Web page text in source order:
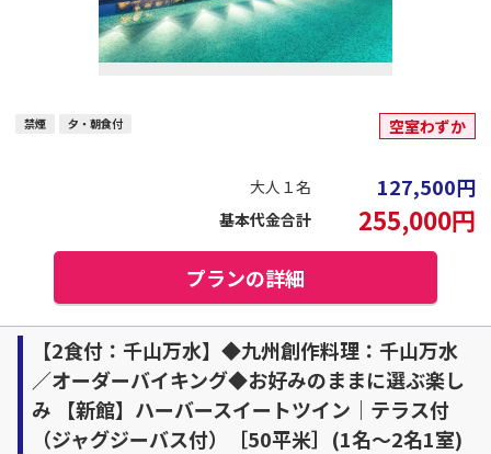
禁煙 夕・朝食付 空室わずか
大人１名 127,500円
基本代金合計 255,000円
プランの詳細
【2食付：千山万水】◆九州創作料理：千山万水
／オーダーバイキング◆お好みのままに選ぶ楽し
み 【新館】ハーバースイートツイン｜テラス付
（ジャグジーバス付）［50平米］(1名～2名1室)